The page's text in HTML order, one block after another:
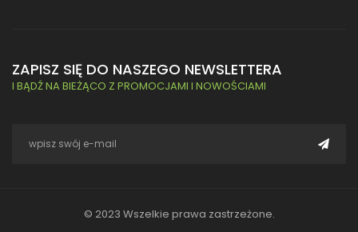
ZAPISZ SIĘ DO NASZEGO NEWSLETTERA
I BĄDŹ NA BIEŻĄCO Z PROMOCJAMI I NOWOŚCIAMI
© 2023 Wszelkie prawa zastrzeżone.